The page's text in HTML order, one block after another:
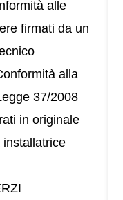
alle
firmati da un
alla
37/2008
in originale
installatrice